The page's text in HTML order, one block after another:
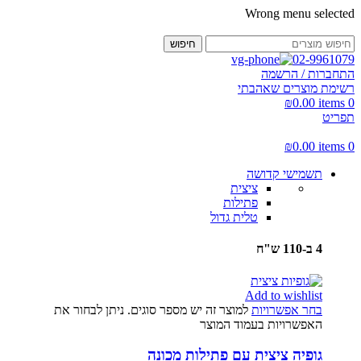
Wrong menu selected
חיפוש
02-9961079
התחברות / הרשמה
רשימת מוצרים שאהבתי
0
items
₪0.00
תפריט
0
items
₪0.00
תשמישי קדושה
ציצית
פתילות
טלית גדול
4 ב-110 ש"ח
Add to wishlist
בחר אפשרויות למוצר זה יש מספר סוגים. ניתן לבחור את
האפשרויות בעמוד המוצר
גופיה ציצית עם פתילות מכונה